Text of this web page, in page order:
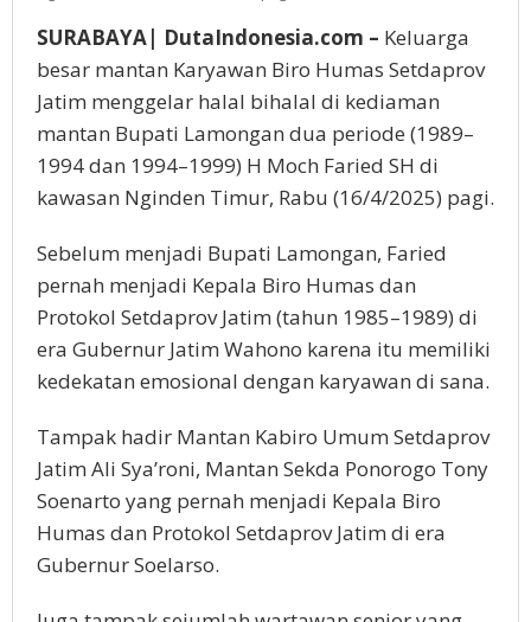
SURABAYA| DutaIndonesia.com – Keluarga
besar mantan Karyawan Biro Humas Setdaprov
Jatim menggelar halal bihalal di kediaman
mantan Bupati Lamongan dua periode (1989–
1994 dan 1994–1999) H Moch Faried SH di
kawasan Nginden Timur, Rabu (16/4/2025) pagi.
Sebelum menjadi Bupati Lamongan, Faried
pernah menjadi Kepala Biro Humas dan
Protokol Setdaprov Jatim (tahun 1985–1989) di
era Gubernur Jatim Wahono karena itu memiliki
kedekatan emosional dengan karyawan di sana.
Tampak hadir Mantan Kabiro Umum Setdaprov
Jatim Ali Sya’roni, Mantan Sekda Ponorogo Tony
Soenarto yang pernah menjadi Kepala Biro
Humas dan Protokol Setdaprov Jatim di era
Gubernur Soelarso.